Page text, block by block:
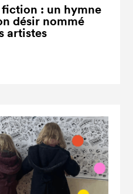
: un hymne
désir nommé
artistes